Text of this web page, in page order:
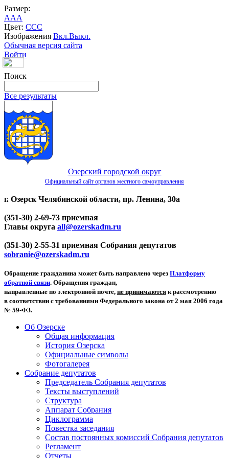
Размер:
AAA
Цвет: CCC
Изображения Вкл.Выкл.
Обычная версия сайта
Войти
Поиск
Все результаты
Озерский городской округ
Официальный сайт органов местного самоуправления
г. Озерск Челябинской области, пр. Ленина, 30а
(351-30) 2-69-73 приемная
Главы округа all@ozerskadm.ru
(351-30) 2-55-31 приемная Собрания депутатов
sobranie@ozerskadm.ru
Обращение гражданина может быть направлено через Платформу
обратной связи. Обращения граждан,
направленные по электронной почте, не принимаются к рассмотрению
в соответствии с требованиями Федерального закона от 2 мая 2006 года
№ 59-ФЗ.
Об Озерске
Общая информация
История Озерска
Официальные символы
Фотогалерея
Собрание депутатов
Председатель Собрания депутатов
Тексты выступлений
Структура
Аппарат Собрания
Циклограмма
Повестка заседания
Состав постоянных комиссий Собрания депутатов
Регламент
Отчеты